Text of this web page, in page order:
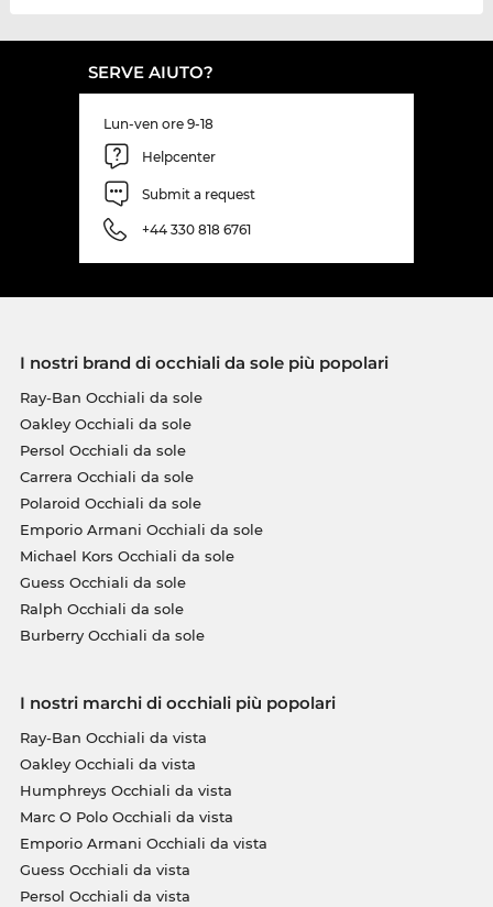
SERVE AIUTO?
Lun-ven ore 9-18
Helpcenter
Submit a request
+44 330 818 6761
I nostri brand di occhiali da sole più popolari
Ray-Ban Occhiali da sole
Oakley Occhiali da sole
Persol Occhiali da sole
Carrera Occhiali da sole
Polaroid Occhiali da sole
Emporio Armani Occhiali da sole
Michael Kors Occhiali da sole
Guess Occhiali da sole
Ralph Occhiali da sole
Burberry Occhiali da sole
I nostri marchi di occhiali più popolari
Ray-Ban Occhiali da vista
Oakley Occhiali da vista
Humphreys Occhiali da vista
Marc O Polo Occhiali da vista
Emporio Armani Occhiali da vista
Guess Occhiali da vista
Persol Occhiali da vista